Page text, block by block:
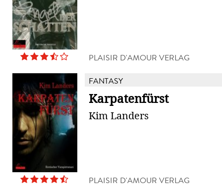
PLAISIR D'AMOUR VERLAG
FANTASY
Karpatenfürst
Kim Landers
PLAISIR D'AMOUR VERLAG